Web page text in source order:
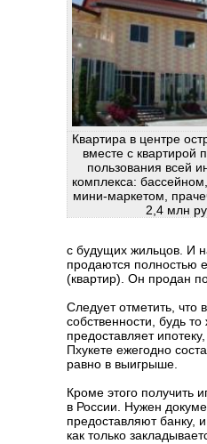
Квартира в центре
вместе с квартирой
пользования всей
комплекса:
мини-маркетом,
2,4 млн
с будущих жильцов. И
продаются полностью
(квартир). Он продан
Следует отметить, что
собственности, будь
предоставляет
Пхукете ежегодно
равно в выигрыше.
Кроме этого получить
в России. Нужен
предоставляют банку,
как только